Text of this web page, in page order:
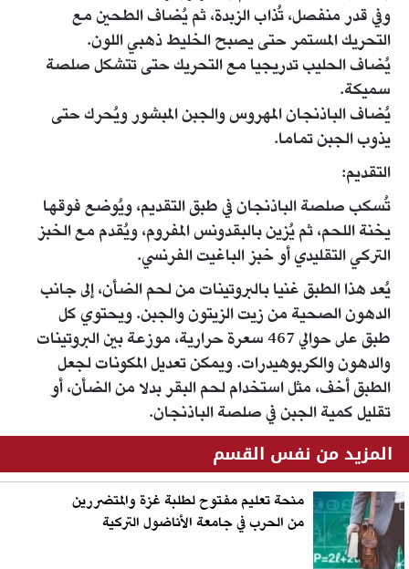
وفي قدر منفصل، تُذاب الزبدة، ثم يُضاف الطحين مع
التحريك المستمر حتى يصبح الخليط ذهبي اللون.
يُضاف الحليب تدريجيا مع التحريك حتى تتشكل صلصة
سميكة.
يُضاف الباذنجان المهروس والجبن المبشور ويُحرك حتى
يذوب الجبن تماما.
التقديم:
تُسكب صلصة الباذنجان في طبق التقديم، ويُوضع فوقها
يخنة اللحم، ثم يُزين بالبقدونس المفروم، ويُقدم مع الخبز
التركي التقليدي أو خبز الباغيت الفرنسي.
يُعد هذا الطبق غنيا بالبروتينات من لحم الضأن، إلى جانب
الدهون الصحية من زيت الزيتون والجبن. ويحتوي كل
طبق على حوالي 467 سعرة حرارية، موزعة بين البروتينات
والدهون والكربوهيدرات. ويمكن تعديل المكونات لجعل
الطبق أخف، مثل استخدام لحم البقر بدلا من الضأن، أو
تقليل كمية الجبن في صلصة الباذنجان.
المزيد من نفس القسم
منحة تعليم مفتوح لطلبة غزة والمتضررين
من الحرب في جامعة الأناضول التركية